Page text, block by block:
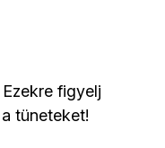
figyelj
tüneteket!